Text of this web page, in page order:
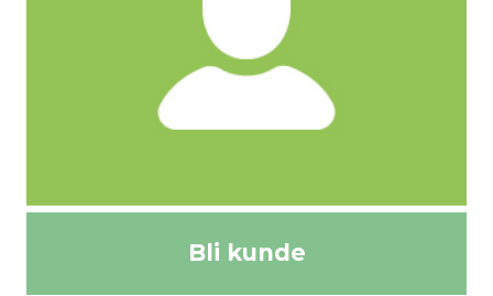
Bli kunde